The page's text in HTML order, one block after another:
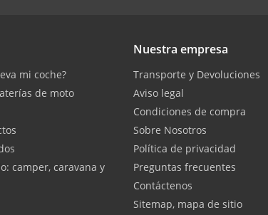
mi coche?
de moto
camper, caravana y
Nuestra empresa
Transporte y Devoluciones
Aviso legal
Condiciones de compra
Sobre Nosotros
Política de privacidad
Preguntas frecuentes
Contáctenos
Sitemap, mapa de sitio